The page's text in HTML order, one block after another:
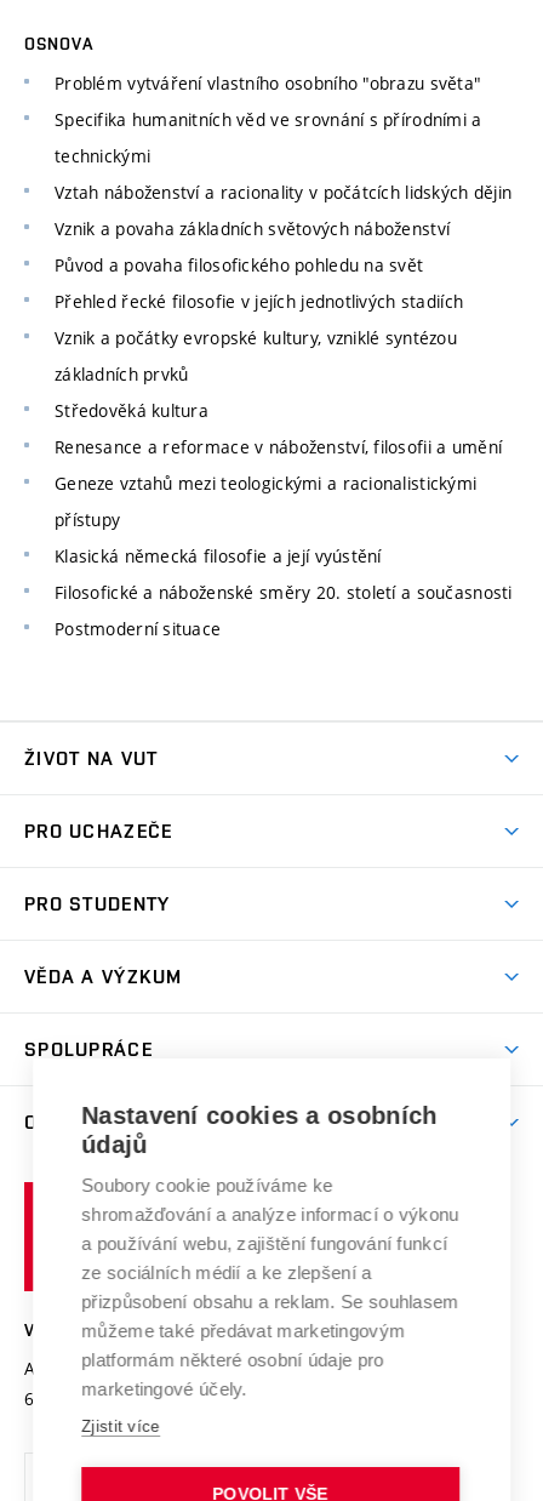
OSNOVA
Problém vytváření vlastního osobního "obrazu světa"
Specifika humanitních věd ve srovnání s přírodními a
technickými
Vztah náboženství a racionality v počátcích lidských dějin
Vznik a povaha základních světových náboženství
Původ a povaha filosofického pohledu na svět
Přehled řecké filosofie v jejích jednotlivých stadiích
Vznik a počátky evropské kultury, vzniklé syntézou
základních prvků
Středověká kultura
Renesance a reformace v náboženství, filosofii a umění
Geneze vztahů mezi teologickými a racionalistickými
přístupy
Klasická německá filosofie a její vyústění
Filosofické a náboženské směry 20. století a současnosti
Postmoderní situace
ŽIVOT NA VUT
Koleje
Sport na VUT
PRO UCHAZEČE
Dny otevřených dveří
Celoživotní vzdělávání
E-přihláška
PRO STUDENTY
Harmonogram akademického roku
Závěrečné práce
Doktorské studium
Zpracování osobních údajů studentů
Sociální bezpečí
Studium bez bariér
Podpora podnikání
VĚDA A VÝZKUM
Mezinárodní vědecká rada
Systém zajišťování kvality výzkumu
Výzkumné infrastruktury
Transfer znalostí
Open Science
Projekty
Projekty ze strukturálních fondů
Specifický výzkum
SPOLUPRÁCE
Zahraniční spolupráce
Spolupráce se školami
Služby univerzity
Mezinárodní dohody
Univerzitní sítě
O UNIVERZITĚ
Profil univerzity
Udržitelná univerzita
Podnikavá univerzita / ContriBUTe
Bezpečná univerzita
Vyznamenání
Organizační struktura
Ochrana osobních údajů
učení
technické
VYSOKÉ UČENÍ TECHNICKÉ V BRNĚ
Antonínská 548/1
602 00 Brno
www.vut.cz
vut@vutbr.cz
Nastavení cookies a osobních
údajů
Soubory cookie používáme ke
shromažďování a analýze informací o výkonu
a používání webu, zajištění fungování funkcí
ze sociálních médií a ke zlepšení a
přizpůsobení obsahu a reklam. Se souhlasem
můžeme také předávat marketingovým
platformám některé osobní údaje pro
marketingové účely.
Zjistit více
POVOLIT VŠE